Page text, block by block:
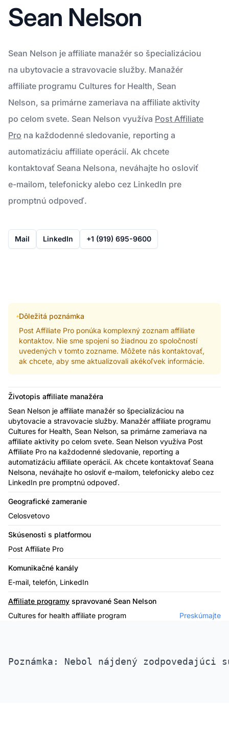
Sean Nelson
Sean Nelson je affiliate manažér so špecializáciou
na ubytovacie a stravovacie služby. Manažér
affiliate programu Cultures for Health, Sean
Nelson, sa primárne zameriava na affiliate aktivity
po celom svete. Sean Nelson využíva Post Affiliate
Pro na každodenné sledovanie, reporting a
automatizáciu affiliate operácií. Ak chcete
kontaktovať Seana Nelsona, neváhajte ho osloviť
e-mailom, telefonicky alebo cez LinkedIn pre
promptnú odpoveď.
Mail LinkedIn +1 (919) 695-9600
Dôležitá poznámka
Post Affiliate Pro ponúka komplexný zoznam affiliate
kontaktov. Nie sme spojení so žiadnou zo spoločností
uvedených v tomto zozname. Môžete nás kontaktovať,
ak chcete, aby sme aktualizovali akékoľvek informácie.
Životopis affiliate manažéra
Sean Nelson je affiliate manažér so špecializáciou na
ubytovacie a stravovacie služby. Manažér affiliate programu
Cultures for Health, Sean Nelson, sa primárne zameriava na
affiliate aktivity po celom svete. Sean Nelson využíva Post
Affiliate Pro na každodenné sledovanie, reporting a
automatizáciu affiliate operácií. Ak chcete kontaktovať Seana
Nelsona, neváhajte ho osloviť e-mailom, telefonicky alebo cez
LinkedIn pre promptnú odpoveď.
Geografické zameranie
Celosvetovo
Skúsenosti s platformou
Post Affiliate Pro
Komunikačné kanály
E-mail, telefón, LinkedIn
Affiliate programy spravované Sean Nelson
Cultures for health affiliate program
Preskúmajte